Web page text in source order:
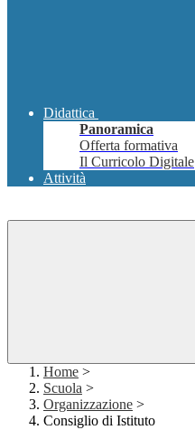
Didattica
Panoramica
Offerta formativa
Il Curricolo Digitale
Attività
Home >
Scuola >
Organizzazione >
Consiglio di Istituto